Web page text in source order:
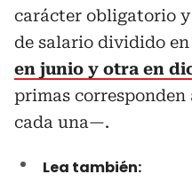
carácter obligatorio y
de salario dividido
en junio y otra en
primas corresponden
cada una—.
Lea también: